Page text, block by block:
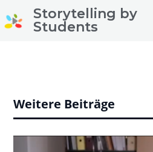
Storytelling by
Students
Weitere Beiträge